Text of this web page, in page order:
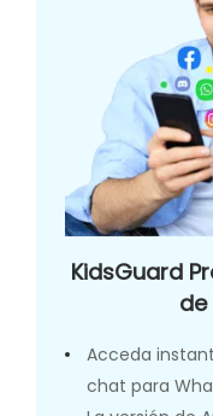
KidsGuard
Acceda
chat para